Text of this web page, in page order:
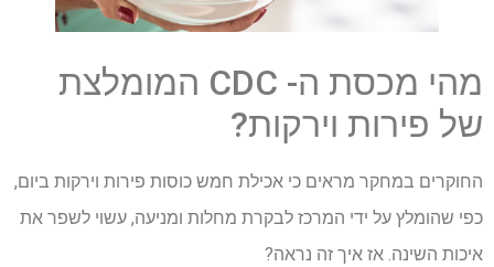
מהי מכסת ה- CDC המומלצת
של פירות וירקות?
החוקרים במחקר מראים כי אכילת חמש כוסות פירות וירקות ביום,
כפי שהומלץ על ידי המרכז לבקרת מחלות ומניעה, עשוי לשפר את
איכות השינה. אז איך זה נראה?